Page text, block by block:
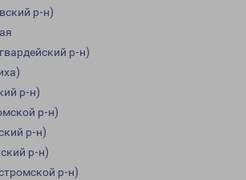
р-н)
р-н)
р-н)
р-н)
р-н)
р-н)
р-н)